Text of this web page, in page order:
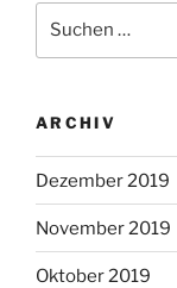
nach:
ARCHIV
Dezember 2019
November 2019
Oktober 2019